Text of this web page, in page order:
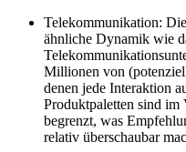
Telekommunikation:
ähnliche Dynamik wie
Millionen von
denen jede Interaktion
Produktpaletten sind im
begrenzt, was
relativ überschaubar